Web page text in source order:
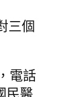
三個
電話